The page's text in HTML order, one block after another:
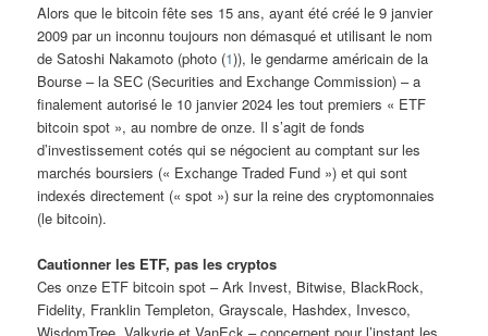
Alors que le bitcoin fête ses 15 ans, ayant été créé le 9 janvier
2009 par un inconnu toujours non démasqué et utilisant le nom
de Satoshi Nakamoto (photo (1)), le gendarme américain de la
Bourse – la SEC (Securities and Exchange Commission) – a
finalement autorisé le 10 janvier 2024 les tout premiers « ETF
bitcoin spot », au nombre de onze. Il s’agit de fonds
d’investissement cotés qui se négocient au comptant sur les
marchés boursiers (« Exchange Traded Fund ») et qui sont
indexés directement (« spot ») sur la reine des cryptomonnaies
(le bitcoin).
Cautionner les ETF, pas les cryptos
Ces onze ETF bitcoin spot – Ark Invest, Bitwise, BlackRock,
Fidelity, Franklin Templeton, Grayscale, Hashdex, Invesco,
WisdomTree, Valkyrie et VanEck – concernent pour l’instant les